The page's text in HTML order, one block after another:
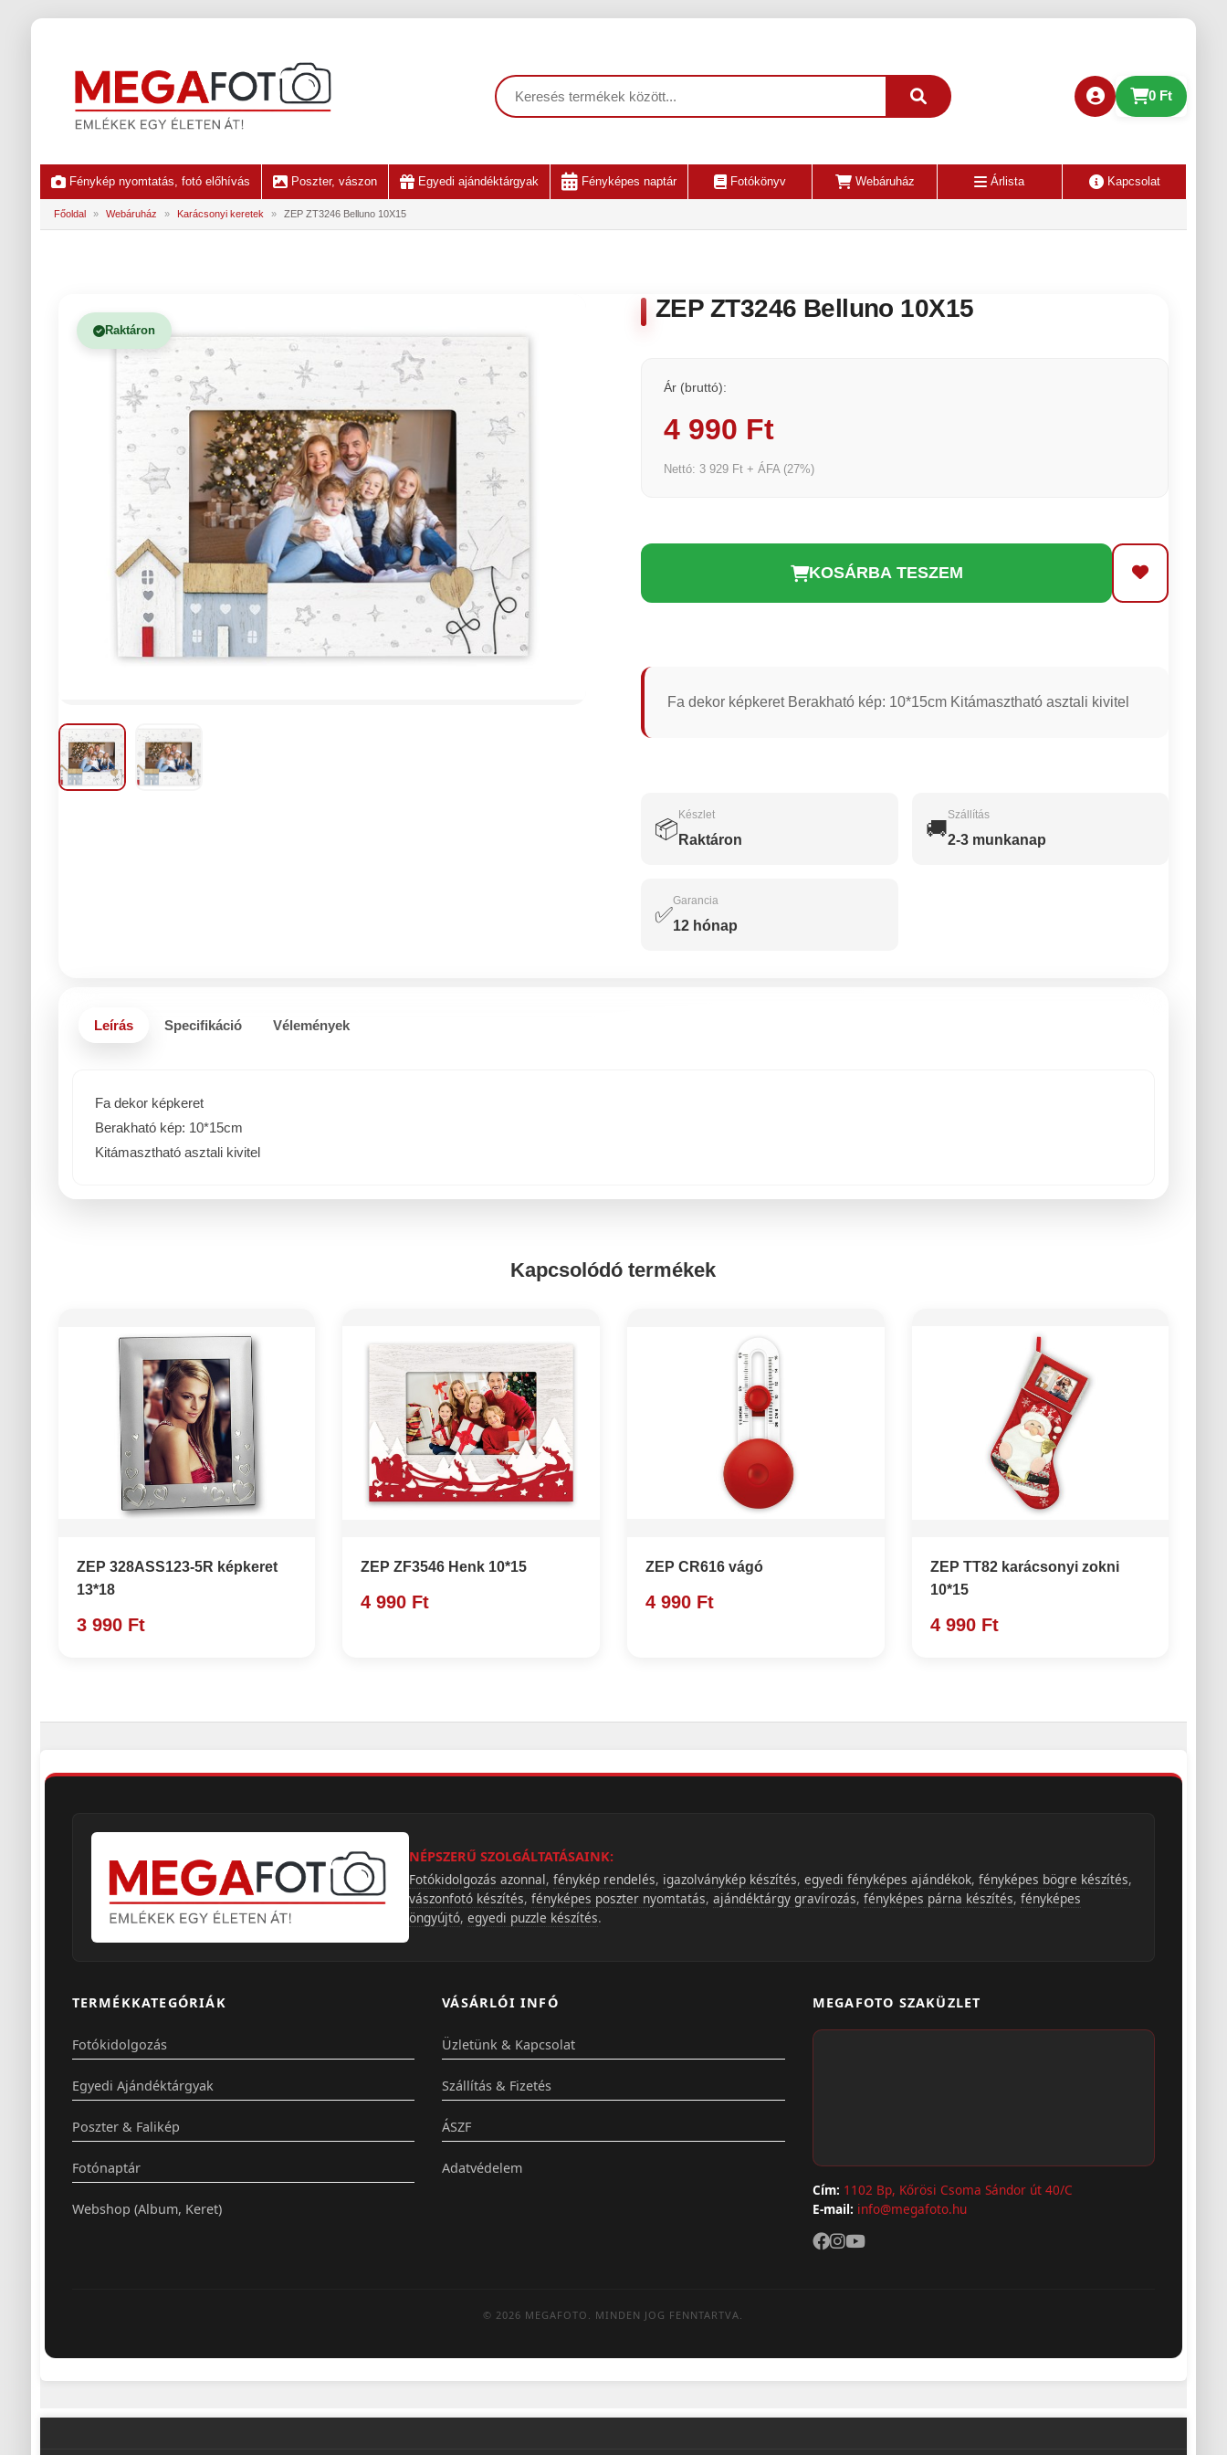
0 Ft
Fénykép nyomtatás, fotó előhívás Poszter, vászon Egyedi ajándéktárgyak Fényképes naptár Fotókönyv Webáruház Árlista Kapcsolat
Főoldal » Webáruház » Karácsonyi keretek » ZEP ZT3246 Belluno 10X15
Raktáron
ZEP ZT3246 Belluno 10X15
Ár (bruttó):
4 990 Ft
Nettó: 3 929 Ft + ÁFA (27%)
KOSÁRBA TESZEM
Fa dekor képkeret Berakható kép: 10*15cm Kitámasztható asztali kivitel
📦
Készlet
Raktáron 🚚
Szállítás
2-3 munkanap
✅
Garancia
12 hónap
Leírás Specifikáció Vélemények
Fa dekor képkeret
Berakható kép: 10*15cm
Kitámasztható asztali kivitel
Kapcsolódó termékek
ZEP 328ASS123-5R képkeret
13*18
3 990 Ft
ZEP ZF3546 Henk 10*15
4 990 Ft
ZEP CR616 vágó
4 990 Ft
ZEP TT82 karácsonyi zokni
10*15
4 990 Ft
NÉPSZERŰ SZOLGÁLTATÁSAINK:
Fotókidolgozás azonnal, fénykép rendelés, igazolványkép készítés, egyedi fényképes ajándékok, fényképes bögre készítés,
vászonfotó készítés, fényképes poszter nyomtatás, ajándéktárgy gravírozás, fényképes párna készítés, fényképes
öngyújtó, egyedi puzzle készítés.
TERMÉKKATEGÓRIÁK
Fotókidolgozás
Egyedi Ajándéktárgyak
Poszter & Falikép
Fotónaptár
Webshop (Album, Keret)
VÁSÁRLÓI INFÓ
Üzletünk & Kapcsolat
Szállítás & Fizetés
ÁSZF
Adatvédelem
MEGAFOTO SZAKÜZLET
Cím: 1102 Bp, Kőrösi Csoma Sándor út 40/C
E-mail: info@megafoto.hu
© 2026 MEGAFOTO. MINDEN JOG FENNTARTVA.